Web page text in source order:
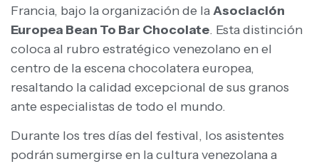
Francia, bajo la organización de laAsociación
Europea Bean To Bar Chocolate. Esta distinción
coloca al rubro estratégico venezolano en el
centro de la escena chocolatera europea,
resaltando la calidad excepcional de sus granos
ante especialistas de todo el mundo.
Durante los tres días del festival, los asistentes
podrán sumergirse en la cultura venezolana a